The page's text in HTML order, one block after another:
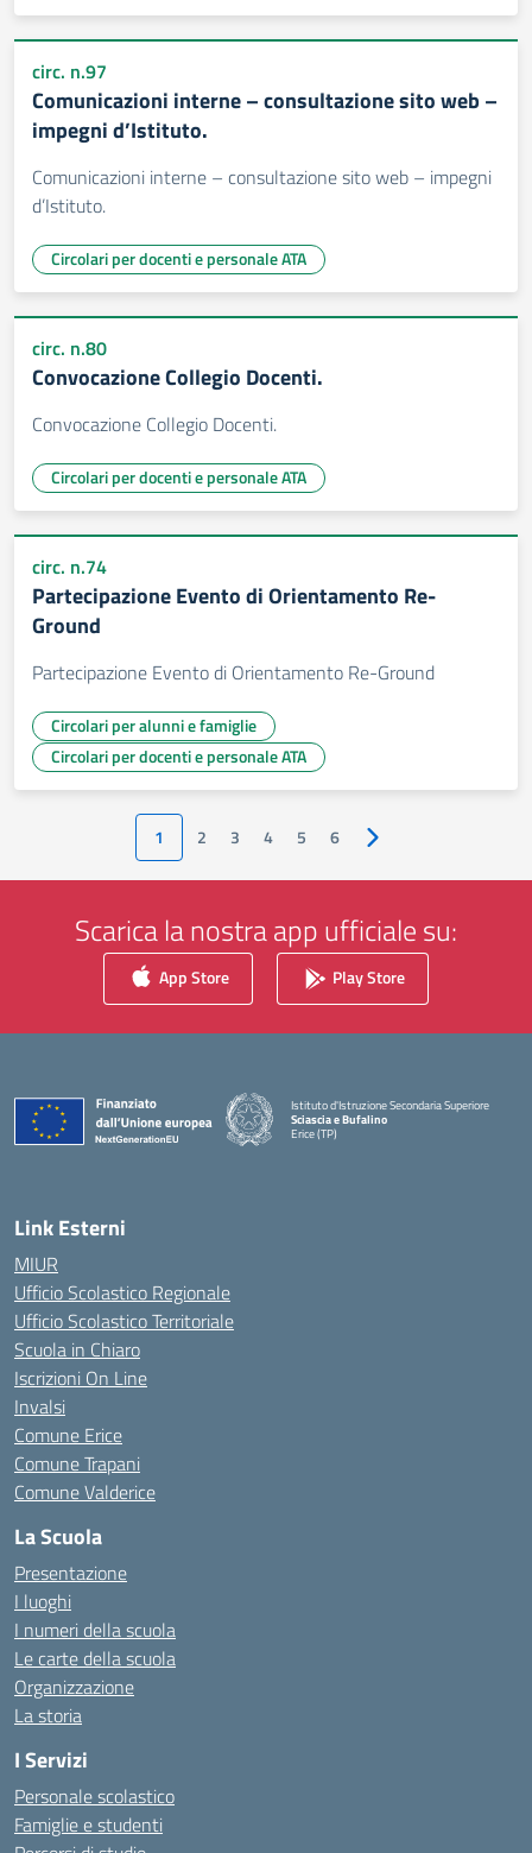
circ. n.97
Comunicazioni interne – consultazione sito web –
impegni d’Istituto.
Comunicazioni interne – consultazione sito web – impegni
d’Istituto.
Circolari per docenti e personale ATA
circ. n.80
Convocazione Collegio Docenti.
Convocazione Collegio Docenti.
Circolari per docenti e personale ATA
circ. n.74
Partecipazione Evento di Orientamento Re-
Ground
Partecipazione Evento di Orientamento Re-Ground
Circolari per alunni e famiglie
Circolari per docenti e personale ATA
1 2 3 4 5 6 Pagina successiva
Scarica la nostra app ufficiale su:
App Store Play Store
Istituto d'Istruzione Secondaria Superiore
Sciascia e Bufalino
Erice (TP)
Link Esterni
MIUR
Ufficio Scolastico Regionale
Ufficio Scolastico Territoriale
Scuola in Chiaro
Iscrizioni On Line
Invalsi
Comune Erice
Comune Trapani
Comune Valderice
La Scuola
Presentazione
I luoghi
I numeri della scuola
Le carte della scuola
Organizzazione
La storia
I Servizi
Personale scolastico
Famiglie e studenti